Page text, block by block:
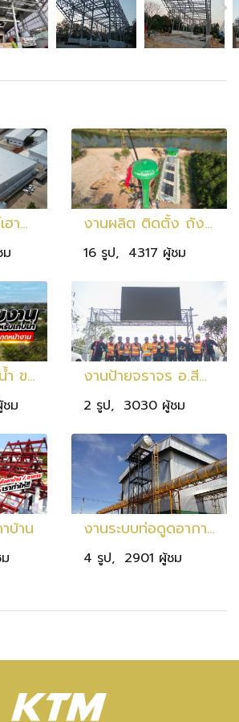
โกดังโคราชแวร์เฮาส์ ขนาด 2,400 ตร.ม. ที่โคราช ในรูปแบบอาคารโครงสร้างเหล็กถักสำเร็จรูป งานผลิต ติดตั้ง ถังน้ำทรงแชมเปญ จ.ปราจีนบุรี
16 รูป, 4317 ผู้ชม
ถังแชมเปญเก็บน้ำ ขนาด 20 ลบ.ม. สูง 25 ม. เก็บน้ำ 20,000 ลิตร
ม
งานป้ายจราจร อ.สีคิ้ว
2 รูป, 3030 ผู้ชม
บ้าน งานระบบท่อดูดอากาศ จ.เลย
4 รูป, 2901 ผู้ชม